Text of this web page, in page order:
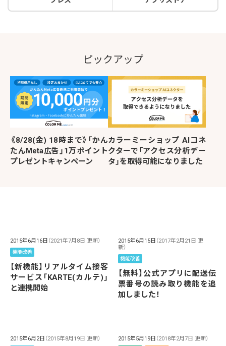
ピックアップ
《8/28(金) 18時まで》「かん
たんMeta広告」1万ポイント
プレゼントキャンペーン
カラーミーショップ AIコネ
クターで「アクセス分析デー
タ」を取得可能になりました
2015年6月16日 （2021年7月8日 更新）
機能改善
【新機能】リアルタイム接客
サービス「KARTE(カルテ)」
と連携開始
2015年6月15日 （2017年2月21日 更
新）
機能改善
【無料】公式アプリに配送伝
票番号の読み取り機能を追
加しました！
2015年6月2日 （2015年8月19日 更新） 2015年5月19日 （2018年2月7日 更新）